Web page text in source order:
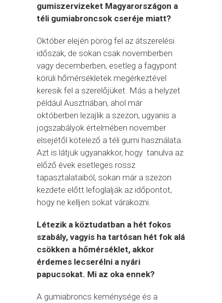
gumiszervizeket Magyarországon a
téli gumiabroncsok cseréje miatt?
Október elején pörög fel az átszerelési
időszak, de sokan csak novemberben
vagy decemberben, esetleg a fagypont
körüli hőmérsékletek megérkeztével
keresik fel a szerelőjüket. Más a helyzet
például Ausztriában, ahol már
októberben lezajlik a szezon, ugyanis a
jogszabályok értelmében november
elsejétől kötelező a téli gumi használata.
Azt is látjuk ugyanakkor, hogy tanulva az
előző évek esetleges rossz
tapasztalataiból, sokan már a szezon
kezdete előtt lefoglalják az időpontot,
hogy ne kelljen sokat várakozni.
Létezik a köztudatban a hét fokos
szabály, vagyis ha tartósan hét fok alá
csökken a hőmérséklet, akkor
érdemes lecserélni a nyári
papucsokat. Mi az oka ennek?
A gumiabroncs keménysége és a